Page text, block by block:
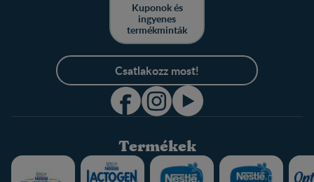
Kuponok és
ingyenes
termékminták
Csatlakozz most!
Termékek